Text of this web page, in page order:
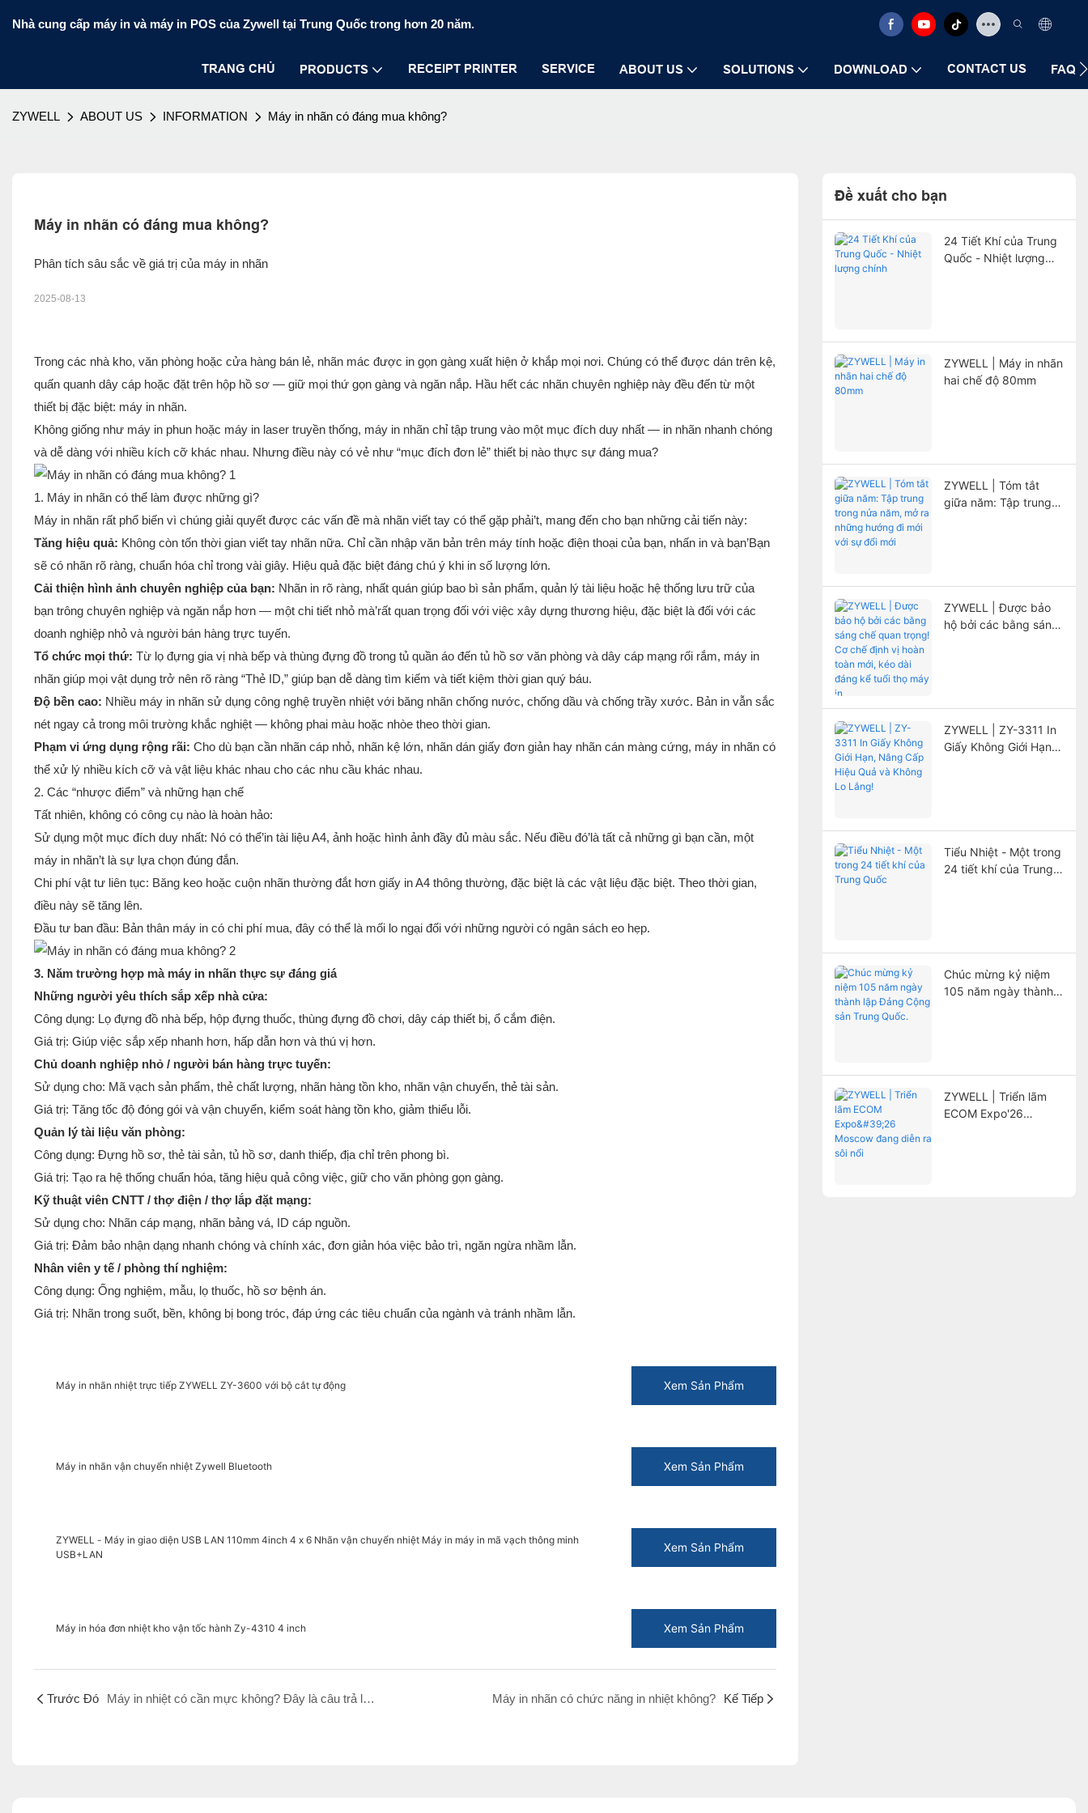
Nhà cung cấp máy in và máy in POS của Zywell tại Trung Quốc trong hơn 20 năm.
TRANG CHỦ PRODUCTS RECEIPT PRINTER SERVICE ABOUT US SOLUTIONS DOWNLOAD CONTACT US FAQ
ZYWELL ABOUT US INFORMATION Máy in nhãn có đáng mua không?
Máy in nhãn có đáng mua không?
Phân tích sâu sắc về giá trị của máy in nhãn
2025-08-13
Trong các nhà kho, văn phòng hoặc cửa hàng bán lẻ, nhãn mác được in gọn gàng xuất hiện ở khắp mọi nơi. Chúng có thể được dán trên kệ,
quấn quanh dây cáp hoặc đặt trên hộp hồ sơ — giữ mọi thứ gọn gàng và ngăn nắp. Hầu hết các nhãn chuyên nghiệp này đều đến từ một
thiết bị đặc biệt: máy in nhãn.
Không giống như máy in phun hoặc máy in laser truyền thống, máy in nhãn chỉ tập trung vào một mục đích duy nhất — in nhãn nhanh chóng
và dễ dàng với nhiều kích cỡ khác nhau. Nhưng điều này có vẻ như “mục đích đơn lẻ” thiết bị nào thực sự đáng mua?
1. Máy in nhãn có thể làm được những gì?
Máy in nhãn rất phổ biến vì chúng giải quyết được các vấn đề mà nhãn viết tay có thể gặp phải’t, mang đến cho bạn những cải tiến này:
Tăng hiệu quả: Không còn tốn thời gian viết tay nhãn nữa. Chỉ cần nhập văn bản trên máy tính hoặc điện thoại của bạn, nhấn in và bạn’Bạn
sẽ có nhãn rõ ràng, chuẩn hóa chỉ trong vài giây. Hiệu quả đặc biệt đáng chú ý khi in số lượng lớn.
Cải thiện hình ảnh chuyên nghiệp của bạn: Nhãn in rõ ràng, nhất quán giúp bao bì sản phẩm, quản lý tài liệu hoặc hệ thống lưu trữ của
bạn trông chuyên nghiệp và ngăn nắp hơn — một chi tiết nhỏ mà’rất quan trọng đối với việc xây dựng thương hiệu, đặc biệt là đối với các
doanh nghiệp nhỏ và người bán hàng trực tuyến.
Tổ chức mọi thứ: Từ lọ đựng gia vị nhà bếp và thùng đựng đồ trong tủ quần áo đến tủ hồ sơ văn phòng và dây cáp mạng rối rắm, máy in
nhãn giúp mọi vật dụng trở nên rõ ràng “Thẻ ID,” giúp bạn dễ dàng tìm kiếm và tiết kiệm thời gian quý báu.
Độ bền cao: Nhiều máy in nhãn sử dụng công nghệ truyền nhiệt với băng nhãn chống nước, chống dầu và chống trầy xước. Bản in vẫn sắc
nét ngay cả trong môi trường khắc nghiệt — không phai màu hoặc nhòe theo thời gian.
Phạm vi ứng dụng rộng rãi: Cho dù bạn cần nhãn cáp nhỏ, nhãn kệ lớn, nhãn dán giấy đơn giản hay nhãn cán màng cứng, máy in nhãn có
thể xử lý nhiều kích cỡ và vật liệu khác nhau cho các nhu cầu khác nhau.
2. Các “nhược điểm” và những hạn chế
Tất nhiên, không có công cụ nào là hoàn hảo:
Sử dụng một mục đích duy nhất: Nó có thể’in tài liệu A4, ảnh hoặc hình ảnh đầy đủ màu sắc. Nếu điều đó’là tất cả những gì bạn cần, một
máy in nhãn’t là sự lựa chọn đúng đắn.
Chi phí vật tư liên tục: Băng keo hoặc cuộn nhãn thường đắt hơn giấy in A4 thông thường, đặc biệt là các vật liệu đặc biệt. Theo thời gian,
điều này sẽ tăng lên.
Đầu tư ban đầu: Bản thân máy in có chi phí mua, đây có thể là mối lo ngại đối với những người có ngân sách eo hẹp.
3. Năm trường hợp mà máy in nhãn thực sự đáng giá
Những người yêu thích sắp xếp nhà cửa:
Công dụng: Lọ đựng đồ nhà bếp, hộp đựng thuốc, thùng đựng đồ chơi, dây cáp thiết bị, ổ cắm điện.
Giá trị: Giúp việc sắp xếp nhanh hơn, hấp dẫn hơn và thú vị hơn.
Chủ doanh nghiệp nhỏ / người bán hàng trực tuyến:
Sử dụng cho: Mã vạch sản phẩm, thẻ chất lượng, nhãn hàng tồn kho, nhãn vận chuyển, thẻ tài sản.
Giá trị: Tăng tốc độ đóng gói và vận chuyển, kiểm soát hàng tồn kho, giảm thiểu lỗi.
Quản lý tài liệu văn phòng:
Công dụng: Đựng hồ sơ, thẻ tài sản, tủ hồ sơ, danh thiếp, địa chỉ trên phong bì.
Giá trị: Tạo ra hệ thống chuẩn hóa, tăng hiệu quả công việc, giữ cho văn phòng gọn gàng.
Kỹ thuật viên CNTT / thợ điện / thợ lắp đặt mạng:
Sử dụng cho: Nhãn cáp mạng, nhãn bảng vá, ID cáp nguồn.
Giá trị: Đảm bảo nhận dạng nhanh chóng và chính xác, đơn giản hóa việc bảo trì, ngăn ngừa nhầm lẫn.
Nhân viên y tế / phòng thí nghiệm:
Công dụng: Ống nghiệm, mẫu, lọ thuốc, hồ sơ bệnh án.
Giá trị: Nhãn trong suốt, bền, không bị bong tróc, đáp ứng các tiêu chuẩn của ngành và tránh nhầm lẫn.
Máy in nhãn nhiệt trực tiếp ZYWELL ZY-3600 với bộ cắt tự động Xem Sản Phẩm
Máy in nhãn vận chuyển nhiệt Zywell Bluetooth Xem Sản Phẩm
ZYWELL - Máy in giao diện USB LAN 110mm 4inch 4 x 6 Nhãn vận chuyển nhiệt Máy in máy in mã vạch thông minh
USB+LAN
Xem Sản Phẩm
Máy in hóa đơn nhiệt kho vận tốc hành Zy-4310 4 inch Xem Sản Phẩm
Trước Đó Máy in nhiệt có cần mực không? Đây là câu trả lời đơn giản Máy in nhãn có chức năng in nhiệt không? Kế Tiếp
Đề xuất cho bạn
24 Tiết Khí của Trung
Quốc - Nhiệt lượng
ZYWELL | Máy in nhãn
hai chế độ 80mm
ZYWELL | Tóm tắt
giữa năm: Tập trung
ZYWELL | Được bảo
hộ bởi các bằng sáng
ZYWELL | ZY-3311 In
Giấy Không Giới Hạn,
Tiểu Nhiệt - Một trong
24 tiết khí của Trung
Chúc mừng kỷ niệm
105 năm ngày thành
ZYWELL | Triển lãm
ECOM Expo'26